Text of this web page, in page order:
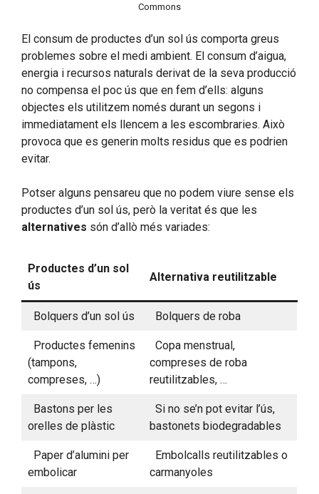
Commons
El consum de productes d’un sol ús comporta greus
problemes sobre el medi ambient. El consum d’aigua,
energia i recursos naturals derivat de la seva producció
no compensa el poc ús que en fem d’ells: alguns
objectes els utilitzem només durant un segons i
immediatament els llencem a les escombraries. Això
provoca que es generin molts residus que es podrien
evitar.
Potser alguns pensareu que no podem viure sense els
productes d’un sol ús, però la veritat és que les
alternatives són d’allò més variades:
Productes d’un sol
ús
Alternativa reutilitzable
Bolquers d’un sol ús Bolquers de roba
Productes femenins
(tampons,
compreses, …)
Copa menstrual,
compreses de roba
reutilitzables, …
Bastons per les
orelles de plàstic
Si no se’n pot evitar l’ús,
bastonets biodegradables
Paper d’alumini per
embolicar
Embolcalls reutilitzables o
carmanyoles